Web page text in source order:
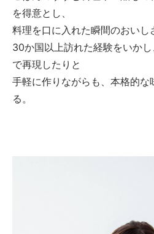
を得意とし、
料理を口に入れた瞬間のおいし
30か国以上訪れた経験をいか
で再現したりと
手軽に作りながらも、本格的な
る。